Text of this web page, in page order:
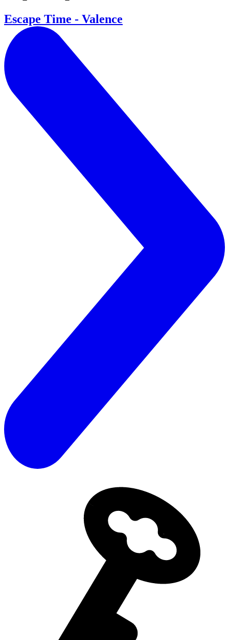
Escape Time - Valence